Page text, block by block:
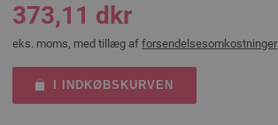
373,11 dkr
eks. moms, med tillæg af forsendelsesomkostninger
I INDKØBSKURVEN